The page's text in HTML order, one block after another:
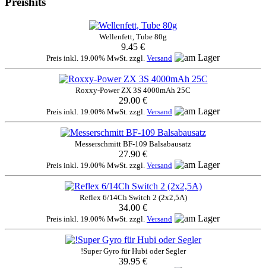
Wellenfett, Tube 80g
9.45 €
Preis inkl. 19.00% MwSt. zzgl. Versand
Roxxy-Power ZX 3S 4000mAh 25C
29.00 €
Preis inkl. 19.00% MwSt. zzgl. Versand
Messerschmitt BF-109 Balsabausatz
27.90 €
Preis inkl. 19.00% MwSt. zzgl. Versand
Reflex 6/14Ch Switch 2 (2x2,5A)
34.00 €
Preis inkl. 19.00% MwSt. zzgl. Versand
!Super Gyro für Hubi oder Segler
39.95 €